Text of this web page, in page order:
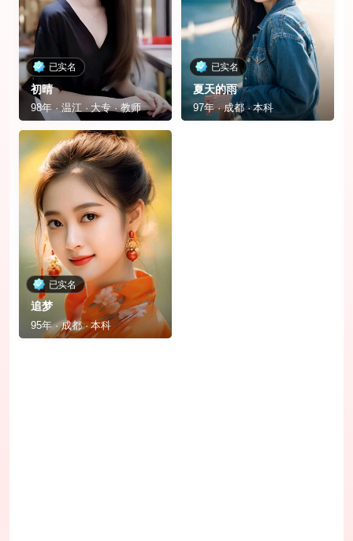
已实名
初晴
98年 · 温江 · 大专 · 教师
已实名
夏天的雨
97年 · 成都 · 本科
已实名
追梦
95年 · 成都 · 本科